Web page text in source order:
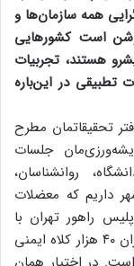
همه سازمان‌ها و
است کشور‌هایی
هستند، تجربیات
تطبیقی در این‌باره
تحقیقاتمان مطرح
جلسات
روانشناسان،
داریم که معضلات
راهور تهران با
کمک معاونت حمل و نقل ترافیک شهرداری تهران ۴۰ هزار کلاه ایمنی